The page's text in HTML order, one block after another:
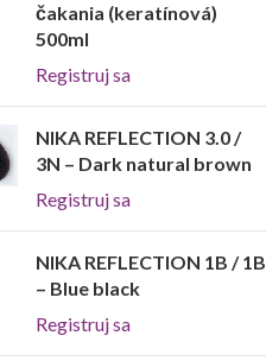
čakania (keratínová)
500ml
Registruj sa
NIKA REFLECTION 3.0 /
3N – Dark natural brown
Registruj sa
NIKA REFLECTION 1B / 1B
– Blue black
Registruj sa